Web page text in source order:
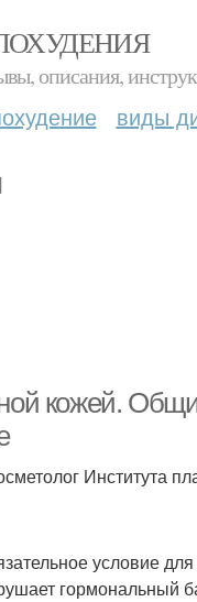
описания,
виды
кожей.
Института
условие
гормональный